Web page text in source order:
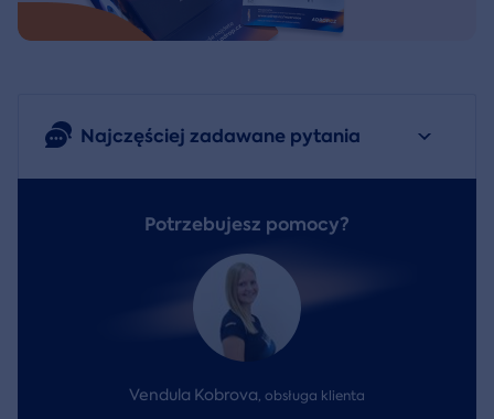
Najczęściej zadawane pytania
Potrzebujesz pomocy?
Vendula Kobrova, obsługa klienta